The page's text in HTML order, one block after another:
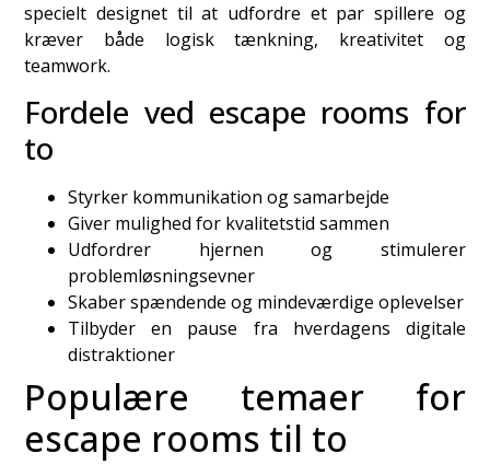
specielt designet til at udfordre et par spillere og
kræver både logisk tænkning, kreativitet og
teamwork.
Fordele ved escape rooms for
to
Styrker kommunikation og samarbejde
Giver mulighed for kvalitetstid sammen
Udfordrer hjernen og stimulerer
problemløsningsevner
Skaber spændende og mindeværdige oplevelser
Tilbyder en pause fra hverdagens digitale
distraktioner
Populære temaer for
escape rooms til to